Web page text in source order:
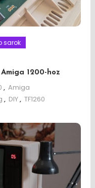
sarok
1200-hoz
, Amiga
, DIY, TF1260